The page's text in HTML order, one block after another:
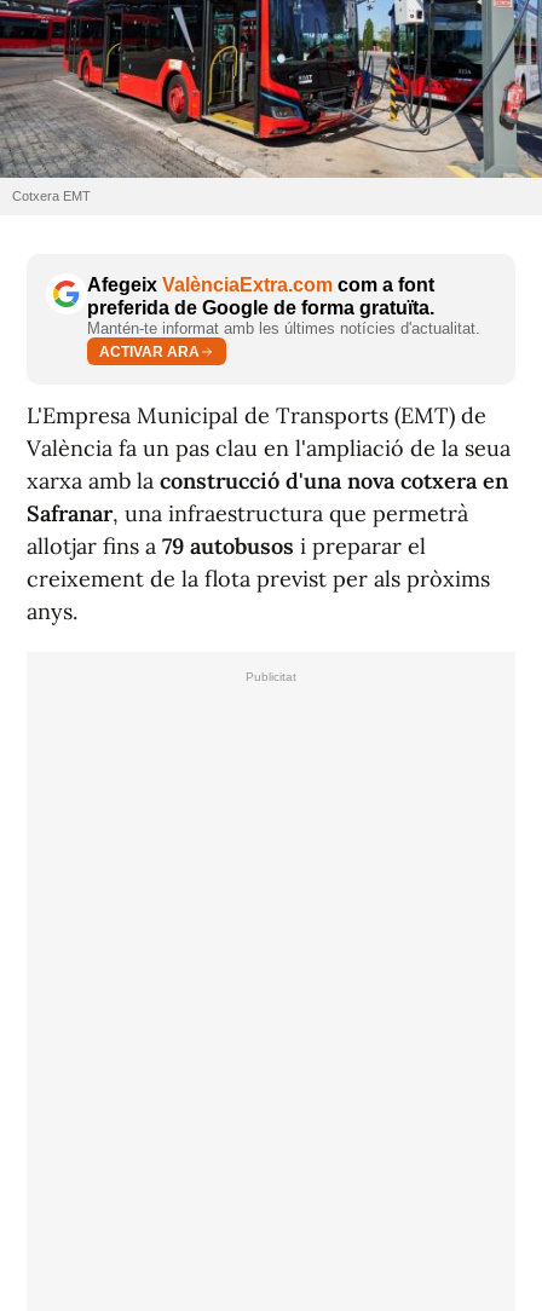
Cotxera EMT
Afegeix ValènciaExtra.com com a font
preferida de Google de forma gratuïta.
Mantén-te informat amb les últimes notícies d'actualitat.
ACTIVAR ARA
L'Empresa Municipal de Transports (EMT) de
València fa un pas clau en l'ampliació de la seua
xarxa amb la construcció d'una nova cotxera en
Safranar, una infraestructura que permetrà
allotjar fins a 79 autobusos i preparar el
creixement de la flota previst per als pròxims
anys.